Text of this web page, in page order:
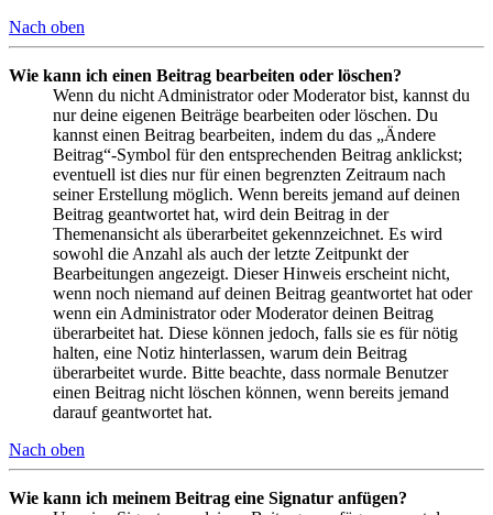
Nach oben
Wie kann ich einen Beitrag bearbeiten oder löschen?
Wenn du nicht Administrator oder Moderator bist, kannst du
nur deine eigenen Beiträge bearbeiten oder löschen. Du
kannst einen Beitrag bearbeiten, indem du das „Ändere
Beitrag“-Symbol für den entsprechenden Beitrag anklickst;
eventuell ist dies nur für einen begrenzten Zeitraum nach
seiner Erstellung möglich. Wenn bereits jemand auf deinen
Beitrag geantwortet hat, wird dein Beitrag in der
Themenansicht als überarbeitet gekennzeichnet. Es wird
sowohl die Anzahl als auch der letzte Zeitpunkt der
Bearbeitungen angezeigt. Dieser Hinweis erscheint nicht,
wenn noch niemand auf deinen Beitrag geantwortet hat oder
wenn ein Administrator oder Moderator deinen Beitrag
überarbeitet hat. Diese können jedoch, falls sie es für nötig
halten, eine Notiz hinterlassen, warum dein Beitrag
überarbeitet wurde. Bitte beachte, dass normale Benutzer
einen Beitrag nicht löschen können, wenn bereits jemand
darauf geantwortet hat.
Nach oben
Wie kann ich meinem Beitrag eine Signatur anfügen?